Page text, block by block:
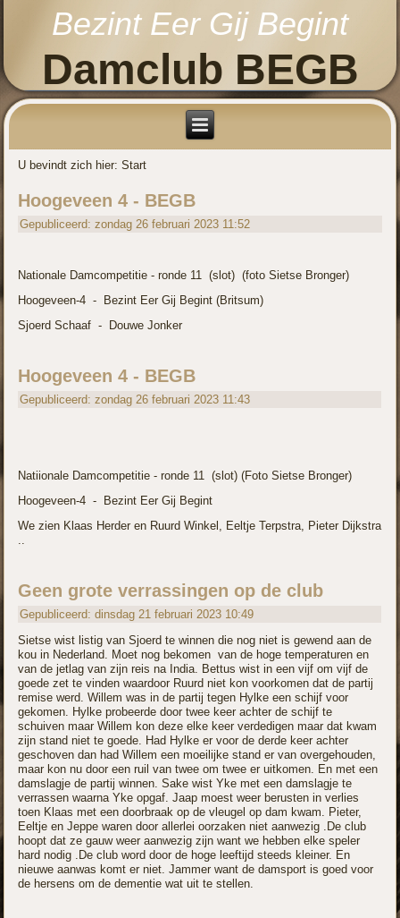
Bezint Eer Gij Begint
Damclub BEGB
U bevindt zich hier:Start
Hoogeveen 4 - BEGB
Gepubliceerd: zondag 26 februari 2023 11:52
Nationale Damcompetitie - ronde 11 (slot) (foto Sietse Bronger)
Hoogeveen-4 - Bezint Eer Gij Begint (Britsum)
Sjoerd Schaaf - Douwe Jonker
Hoogeveen 4 - BEGB
Gepubliceerd: zondag 26 februari 2023 11:43
Natiionale Damcompetitie - ronde 11 (slot) (Foto Sietse Bronger)
Hoogeveen-4 - Bezint Eer Gij Begint
We zien Klaas Herder en Ruurd Winkel, Eeltje Terpstra, Pieter Dijkstra
..
Geen grote verrassingen op de club
Gepubliceerd: dinsdag 21 februari 2023 10:49
Sietse wist listig van Sjoerd te winnen die nog niet is gewend aan de
kou in Nederland. Moet nog bekomen van de hoge temperaturen en
van de jetlag van zijn reis na India. Bettus wist in een vijf om vijf de
goede zet te vinden waardoor Ruurd niet kon voorkomen dat de partij
remise werd. Willem was in de partij tegen Hylke een schijf voor
gekomen. Hylke probeerde door twee keer achter de schijf te
schuiven maar Willem kon deze elke keer verdedigen maar dat kwam
zijn stand niet te goede. Had Hylke er voor de derde keer achter
geschoven dan had Willem een moeilijke stand er van overgehouden,
maar kon nu door een ruil van twee om twee er uitkomen. En met een
damslagje de partij winnen. Sake wist Yke met een damslagje te
verrassen waarna Yke opgaf. Jaap moest weer berusten in verlies
toen Klaas met een doorbraak op de vleugel op dam kwam. Pieter,
Eeltje en Jeppe waren door allerlei oorzaken niet aanwezig .De club
hoopt dat ze gauw weer aanwezig zijn want we hebben elke speler
hard nodig .De club word door de hoge leeftijd steeds kleiner. En
nieuwe aanwas komt er niet. Jammer want de damsport is goed voor
de hersens om de dementie wat uit te stellen.